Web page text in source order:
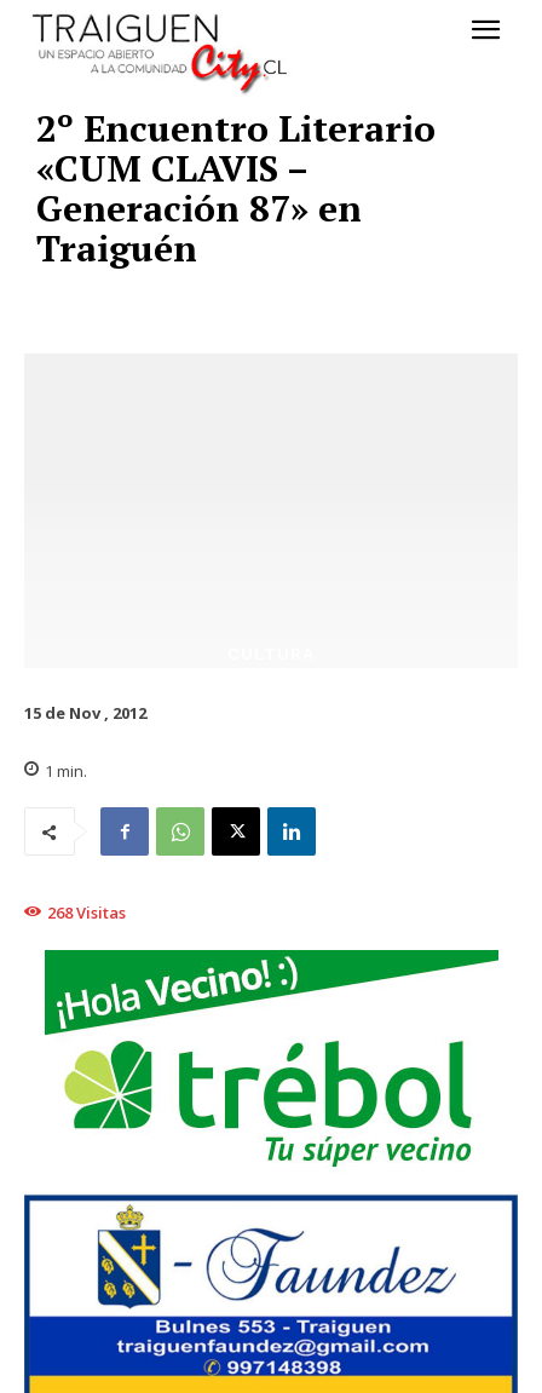
2º Encuentro Literario
«CUM CLAVIS –
Generación 87» en
Traiguén
15 de Nov , 2012
1 min.
268Visitas